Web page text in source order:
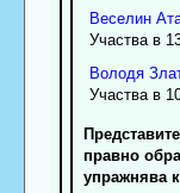
Веселин
Участва в
Володя
Участва в
правно
упражнява